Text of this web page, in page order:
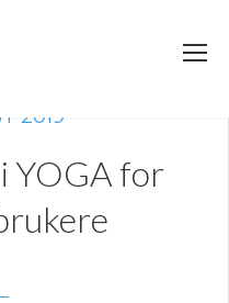
2019
YOGA for